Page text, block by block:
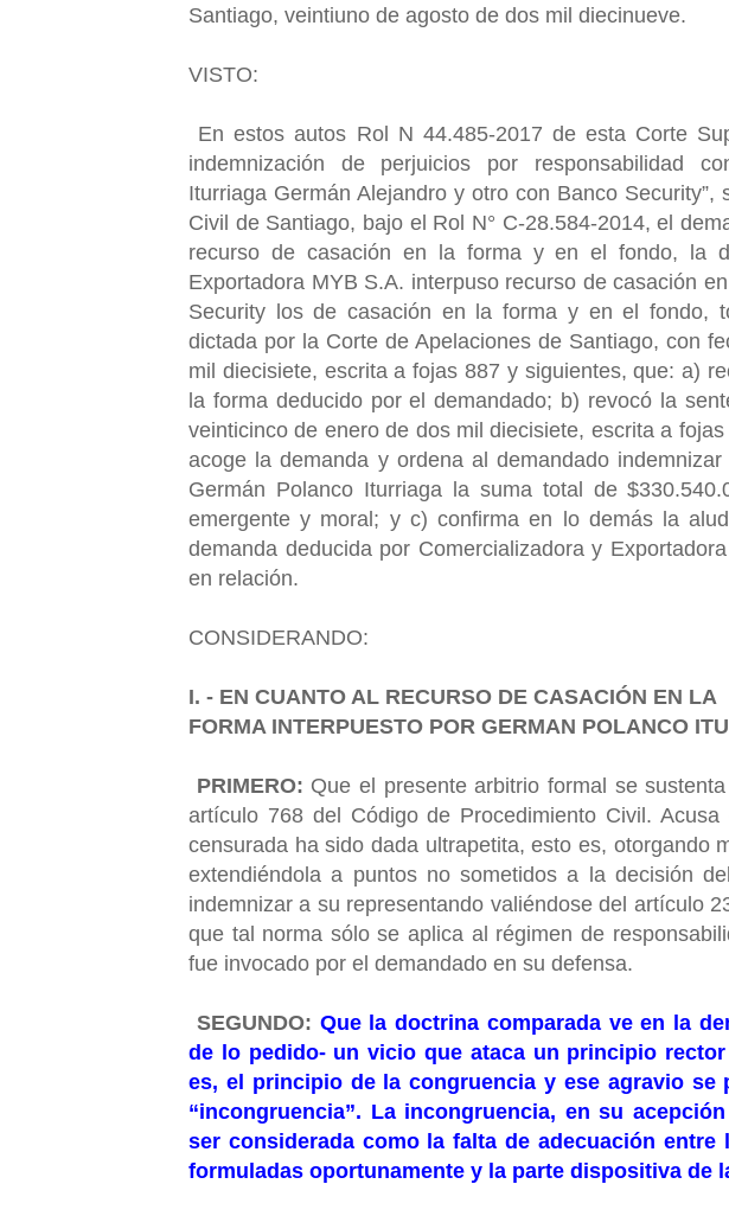
Santiago, veintiuno de agosto de dos mil diecinueve.
VISTO:
En estos autos Rol N 44.485-2017 de esta Corte
indemnización de perjuicios por responsabilidad
Iturriaga Germán Alejandro y otro con Banco
Civil de Santiago, bajo el Rol N° C-28.584-2014, el
recurso de casación en la forma y en el fondo, la
Exportadora MYB S.A. interpuso recurso de casación
Security los de casación en la forma y en el fondo,
dictada por la Corte de Apelaciones de Santiago, con
mil diecisiete, escrita a fojas 887 y siguientes, que: a)
la forma deducido por el demandado; b) revocó la
veinticinco de enero de dos mil diecisiete, escrita a
acoge la demanda y ordena al demandado
Germán Polanco Iturriaga la suma total de
emergente y moral; y c) confirma en lo demás la
demanda deducida por Comercializadora y
en relación.
CONSIDERANDO:
I. - EN CUANTO AL RECURSO DE CASACIÓN EN LA
FORMA INTERPUESTO POR GERMAN POLANCO
PRIMERO: Que el presente arbitrio formal se
artículo 768 del Código de Procedimiento Civil.
censurada ha sido dada ultrapetita, esto es, otorgando
extendiéndola a puntos no sometidos a la decisión
indemnizar a su representando valiéndose del artículo
que tal norma sólo se aplica al régimen de
fue invocado por el demandado en su defensa.
SEGUNDO: Que la doctrina comparada ve en la
de lo pedido- un vicio que ataca un principio
es, el principio de la congruencia y ese agravio se
“incongruencia”. La incongruencia, en su
ser considerada como la falta de adecuación entre
formuladas oportunamente y la parte dispositiva de